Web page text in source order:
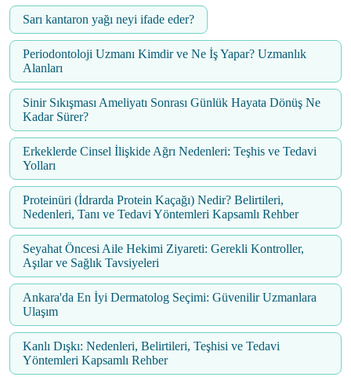
Sarı kantaron yağı neyi ifade eder?
Periodontoloji Uzmanı Kimdir ve Ne İş Yapar? Uzmanlık
Alanları
Sinir Sıkışması Ameliyatı Sonrası Günlük Hayata Dönüş Ne
Kadar Sürer?
Erkeklerde Cinsel İlişkide Ağrı Nedenleri: Teşhis ve Tedavi
Yolları
Proteinüri (İdrarda Protein Kaçağı) Nedir? Belirtileri,
Nedenleri, Tanı ve Tedavi Yöntemleri Kapsamlı Rehber
Seyahat Öncesi Aile Hekimi Ziyareti: Gerekli Kontroller,
Aşılar ve Sağlık Tavsiyeleri
Ankara'da En İyi Dermatolog Seçimi: Güvenilir Uzmanlara
Ulaşım
Kanlı Dışkı: Nedenleri, Belirtileri, Teşhisi ve Tedavi
Yöntemleri Kapsamlı Rehber